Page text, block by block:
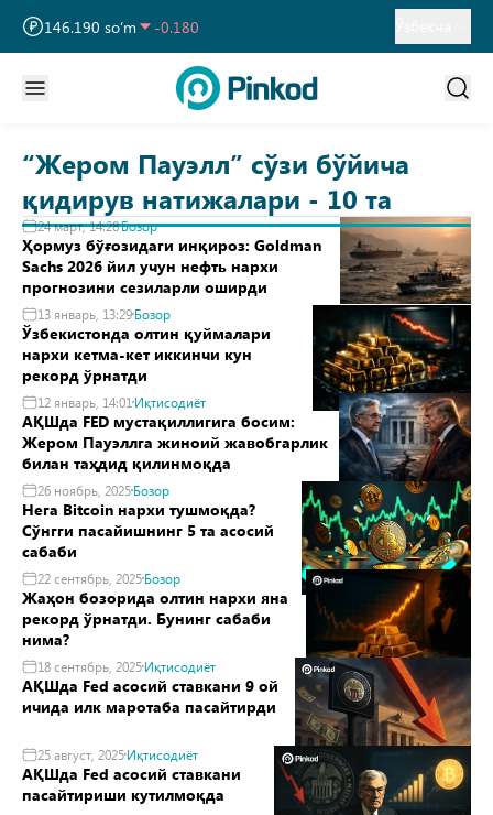
146.190 so‘m
-0.180
11 915.640 so‘m
28.920
“Жером Пауэлл” сўзи бўйича
қидирув натижалари - 10 та
24 март, 14:28Бозор
Ҳормуз бўғозидаги инқироз: Goldman
Sachs 2026 йил учун нефть нархи
прогнозини сезиларли оширди
13 январь, 13:29Бозор
Ўзбекистонда олтин қуймалари
нархи кетма-кет иккинчи кун
рекорд ўрнатди
12 январь, 14:01 Иқтисодиёт
АҚШда FED мустақиллигига босим:
Жером Пауэллга жиноий жавобгарлик
билан таҳдид қилинмоқда
26 ноябрь, 2025Бозор
Нега Bitcoin нархи тушмоқда?
Сўнгги пасайишнинг 5 та асосий
сабаби
22 сентябрь, 2025Бозор
Жаҳон бозорида олтин нархи яна
рекорд ўрнатди. Бунинг сабаби
нима?
18 сентябрь, 2025Иқтисодиёт
АҚШда Fed асосий ставкани 9 ой
ичида илк маротаба пасайтирди
25 август, 2025Иқтисодиёт
АҚШда Fed асосий ставкани
пасайтириши кутилмоқда